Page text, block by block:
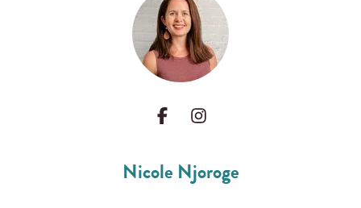
Nicole Njoroge